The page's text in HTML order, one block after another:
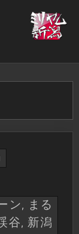
ン ,
まる
谷, 新潟